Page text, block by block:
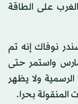
على الطاقة
نوفاك إنه تم
واستمر حتى
ولا يظهر
المنقولة بحرا.